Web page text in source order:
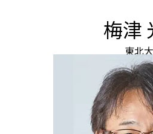
梅津
東北